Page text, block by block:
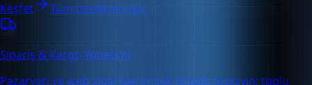
Keşfet Tüm özellikleri gör
Sipariş & Kargo Yönetimi
Pazaryeri ve web siparişlerini tek listede toplayın; toplu